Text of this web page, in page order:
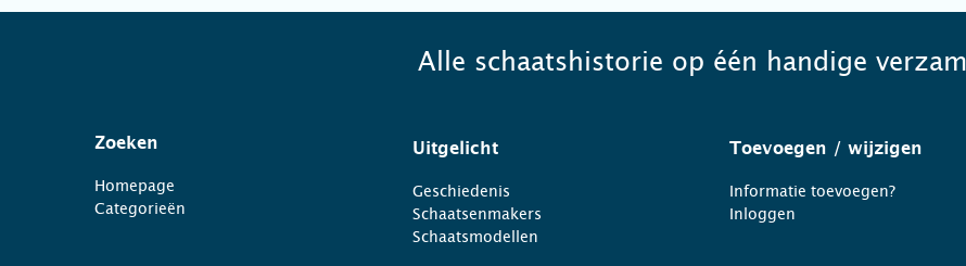
Alle schaatshistorie op één handige
Zoeken
Homepage
Categorieën
Uitgelicht
Geschiedenis
Schaatsenmakers
Schaatsmodellen
Toevoegen / wijzigen
Informatie toevoegen?
Inloggen